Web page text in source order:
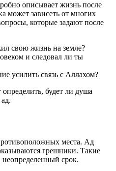
описывает жизнь после
может зависеть от многих
которые задают после
свою жизнь на земле?
и следовал ли ты
усилить связь с Аллахом?
будет ли душа
места. Ад
грешники. Такие
неопределенный срок.